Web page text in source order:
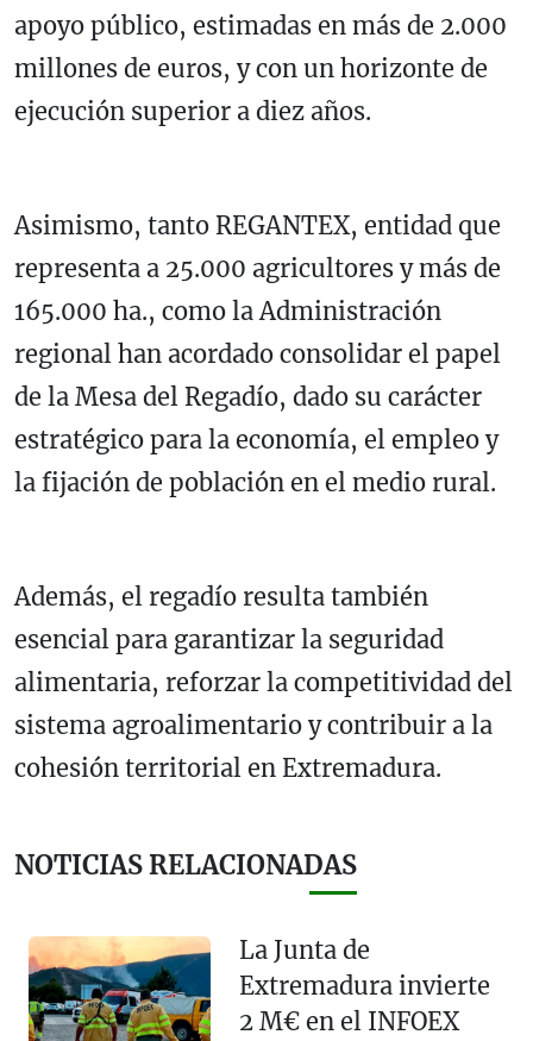
apoyo público, estimadas en más de 2.000
millones de euros, y con un horizonte de
ejecución superior a diez años.
Asimismo, tanto REGANTEX, entidad que
representa a 25.000 agricultores y más de
165.000 ha., como la Administración
regional han acordado consolidar el papel
de la Mesa del Regadío, dado su carácter
estratégico para la economía, el empleo y
la fijación de población en el medio rural.
Además, el regadío resulta también
esencial para garantizar la seguridad
alimentaria, reforzar la competitividad del
sistema agroalimentario y contribuir a la
cohesión territorial en Extremadura.
NOTICIAS RELACIONADAS
La Junta de
Extremadura invierte
2 M€ en el INFOEX